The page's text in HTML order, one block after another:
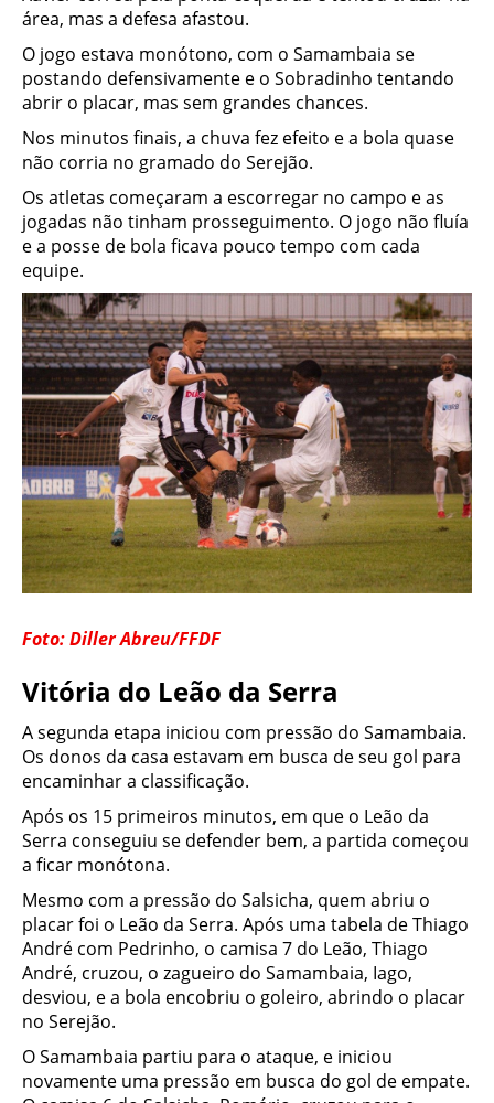
área, mas a defesa afastou.
O jogo estava monótono, com o Samambaia se
postando defensivamente e o Sobradinho tentando
abrir o placar, mas sem grandes chances.
Nos minutos finais, a chuva fez efeito e a bola quase
não corria no gramado do Serejão.
Os atletas começaram a escorregar no campo e as
jogadas não tinham prosseguimento. O jogo não fluía
e a posse de bola ficava pouco tempo com cada
equipe.
Foto: Diller Abreu/FFDF
Vitória do Leão da Serra
A segunda etapa iniciou com pressão do Samambaia.
Os donos da casa estavam em busca de seu gol para
encaminhar a classificação.
Após os 15 primeiros minutos, em que o Leão da
Serra conseguiu se defender bem, a partida começou
a ficar monótona.
Mesmo com a pressão do Salsicha, quem abriu o
placar foi o Leão da Serra. Após uma tabela de Thiago
André com Pedrinho, o camisa 7 do Leão, Thiago
André, cruzou, o zagueiro do Samambaia, Iago,
desviou, e a bola encobriu o goleiro, abrindo o placar
no Serejão.
O Samambaia partiu para o ataque, e iniciou
novamente uma pressão em busca do gol de empate.